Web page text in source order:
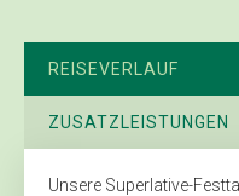
REISEVERLAUF
ZUSATZLEISTUNGEN
Unsere Superlative-